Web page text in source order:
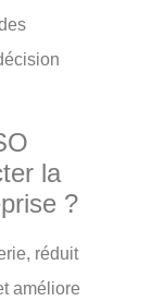
la
?
réduit
améliore